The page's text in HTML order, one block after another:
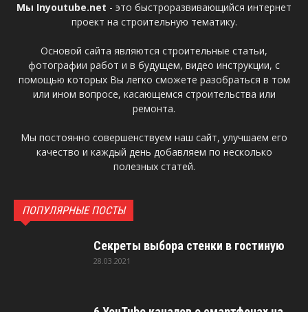
Мы Inyoutube.net - это быстроразвивающийся интернет
проект на строительную тематику.
Основой сайта являются строительные статьи,
фотографии работ и в будущем, видео инструкции, с
помощью которых Вы легко сможете разобраться в том
или ином вопросе, касающемся строительства или
ремонта.
Мы постоянно совершенствуем наш сайт, улучшаем его
качество и каждый день добавляем по несколько
полезных статей.
ПОПУЛЯРНЫЕ ПОСТЫ
Секреты выбора стенки в гостиную
28.03.2021